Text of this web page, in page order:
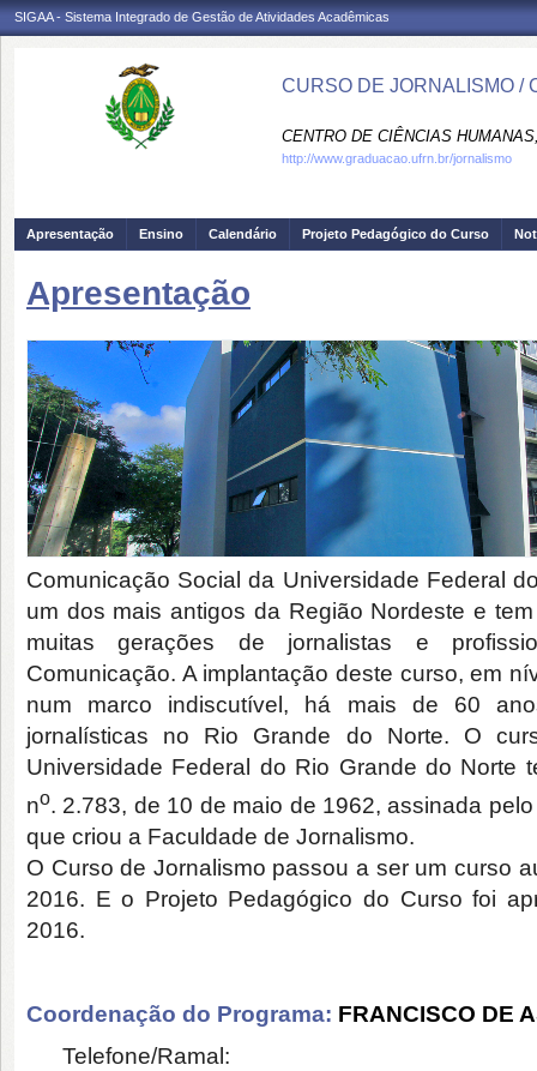
SIGAA - Sistema Integrado de Gestão de Atividades Acadêmicas
CURSO DE JORNALISMO /
CENTRO DE CIÊNCIAS
http://www.graduacao.ufrn.br/jornalismo
Apresentação Ensino Calendário Projeto Pedagógico do Curso
Apresentação
Comunicação Social da Universidade Federal
um dos mais antigos da Região Nordeste e
muitas gerações de jornalistas e
Comunicação. A implantação deste curso, em
num marco indiscutível, há mais de 60
jornalísticas no Rio Grande do Norte. O
Universidade Federal do Rio Grande do Norte
no. 2.783, de 10 de maio de 1962, assinada
que criou a Faculdade de Jornalismo.
O Curso de Jornalismo passou a ser um curso
2016. E o Projeto Pedagógico do Curso foi
2016.
Coordenação do Programa: FRANCISCO DE
Telefone/Ramal: